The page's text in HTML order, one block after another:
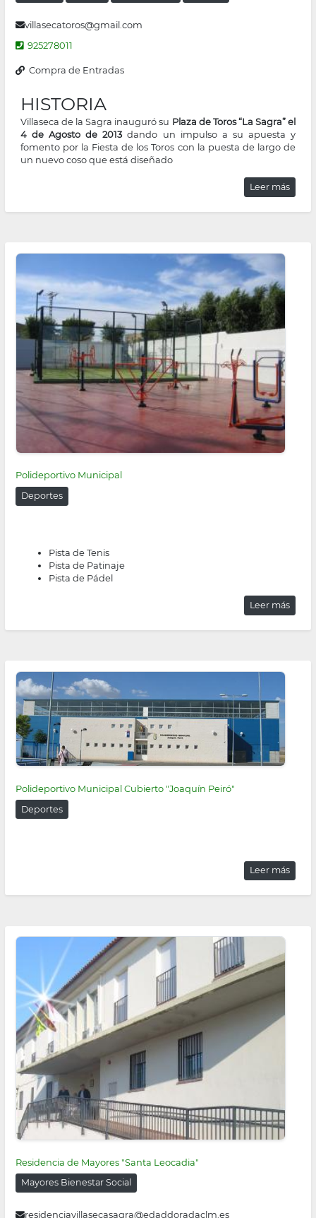
villasecatoros@gmail.com
925278011
Compra de Entradas
HISTORIA
Villaseca de la Sagra inauguró su Plaza de Toros “La Sagra” el
4 de Agosto de 2013dando un impulso a su apuesta y
fomento por la Fiesta de los Toros con la puesta de largo de
un nuevo coso que está diseñado
Leer más
Polideportivo Municipal
Deportes
Pista de Tenis
Pista de Patinaje
Pista de Pádel
Leer más
Polideportivo Municipal Cubierto "Joaquín Peiró"
Deportes
Leer más
Residencia de Mayores "Santa Leocadia"
Mayores Bienestar Social
residenciavillasecasagra@edaddoradaclm.es